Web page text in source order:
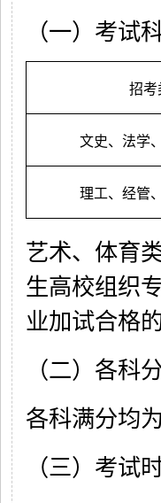
（一）考试
招考
文史、法学
理工、经管
艺术、体育
生高校组织
业加试合格
（二）各科
各科满分均为
（三）考试